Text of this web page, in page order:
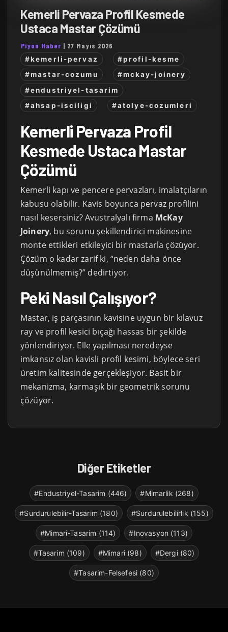
Kemerli Pervaza Profil Kesmede
Ustaca Mastar Çözümü
Piyon Haber | 27 Mayıs 2026
#kemerli-pervaz
#profil-kesme
#mastar-cozumu
#mckay-joinery
#endustriyel-tasarim
#ahsap-isciligi
#atolye-cozumleri
Kemerli Pervaza Profil
Kesmede Ustaca Mastar
Çözümü
Kemerli kapı ve pencere pervazları, imalatçıların
kabusu olabilir. Kavis boyunca pervaz profilini
nasıl kesersiniz? Avustralyalı firma McKay
Joinery, bu sorunu şekillendirici makinesine
monte ettikleri etkileyici bir mastarla çözüyor.
Çözüm o kadar zarif ki, “neden daha önce
düşünülmemiş?” dedirtiyor.
Peki Nasıl Çalışıyor?
Mastar, iş parçasının kavisine uygun bir kılavuz
ray ve profil kesici bıçağı hassas bir şekilde
yönlendiriyor. Elle yapılması neredeyse
imkansız olan kavisli profil kesimi, böylece seri
üretim kalitesinde gerçekleşiyor. Basit bir
mekanizma, karmaşık bir geometrik sorunu
çözüyor.
Diğer Etiketler
#Endustriyel-Tasarim (446) #Mimarlik (268)
#Surdurulebilir-Tasarim (180) #Surdurulebilirlik (155)
#Mimari-Tasarim (114) #Inovasyon (113)
#Tasarim (109) #Mimari (98) #Dergi (80)
#Tasarim-Felsefesi (80)